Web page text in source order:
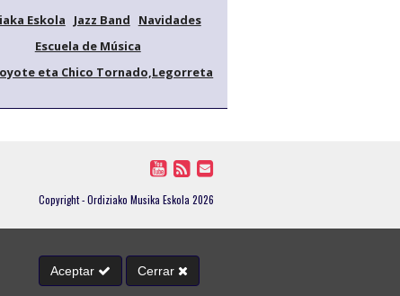
Eskola
Jazz Band
Navidades
Escuela de Música
eta Chico Tornado,Legorreta
Copyright - Ordiziako Musika Eskola 2026
Aceptar Cerrar